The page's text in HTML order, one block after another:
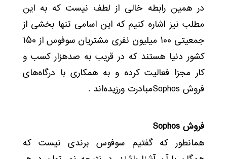
در همین رابطه خالی از لطف نیست که به این
مطلب نیز اشاره کنیم که این اسامی تنها بخشی از
جمعیتی ۱۰۰ میلیون نفری مشتریان سوفوس از ۱۵۰
کشور دنیا هستند که در قریب به صدهزار کسب و
کار مجزا فعالیت کرده و به همکاری با درگاه‌های
فروش Sophosمبادرت ورزیده‌اند .
فروش Sophos
همانطور که گفتیم سوفوس برندی نیست که